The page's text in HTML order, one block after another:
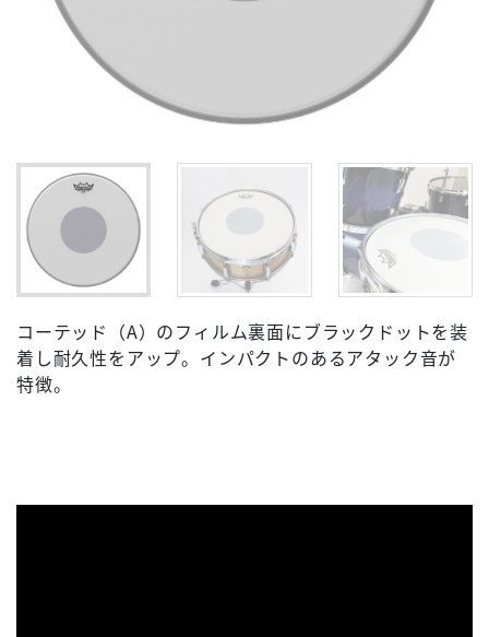
コーテッド（A）のフィルム裏面にブラックドットを装
着し耐久性をアップ。インパクトのあるアタック音が
特徴。